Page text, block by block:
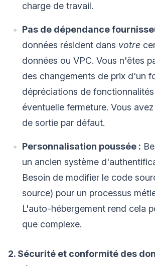
charge de travail.
Pas de dépendance
données résident dans votre
données ou VPC. Vous n'êtes
des changements de prix d'un
dépréciations de
éventuelle fermeture. Vous
de sortie par défaut.
Personnalisation poussée :
un ancien système
Besoin de modifier le code
source) pour un processus
L'auto-hébergement rend cela
que complexe.
2. Sécurité et conformité des